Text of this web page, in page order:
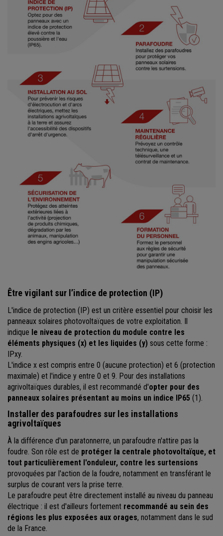
Être vigilant sur l’indice de protection (IP)
L'indice de protection (IP) est un critère essentiel pour choisir les
panneaux solaires photovoltaïques de votre exploitation. Il
indique le niveau de protection du module contre les
éléments physiques (x) et les liquides (y) sous cette forme :
IPxy.
L'indice x est compris entre 0 (aucune protection) et 6 (protection
maximale) et l'indice y entre 0 et 9. Pour des installations
agrivoltaïques durables, il est recommandé d'opter pour des
panneaux solaires présentant au moins un indice IP65 (1).
Installer des parafoudres sur les installations
agrivoltaïques
À la différence d'un paratonnerre, un parafoudre n'attire pas la
foudre. Son rôle est de protéger la centrale photovoltaïque, et
tout particulièrement l'onduleur, contre les surtensions
provoquées par l'action de la foudre, notamment en transférant le
surplus de courant vers la prise terre.
Le parafoudre peut être directement installé au niveau du panneau
électrique : il est d'ailleurs fortement recommandé au sein des
régions les plus exposées aux orages, notamment dans le sud
de la France.